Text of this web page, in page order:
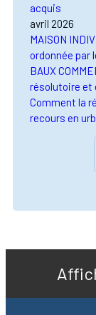
acquis
avril 2026
MAISON
ordonnée par
BAUX
résolutoire et
Comment la
recours en